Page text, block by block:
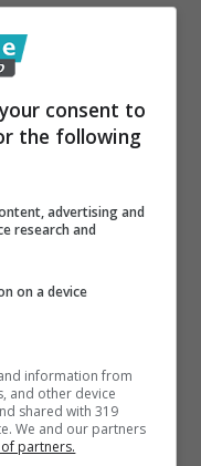
Scampia
utilizzando
ccupato
in zona
verranno
consent to
the following
advertising and
research and
on a device
information from
and other device
shared with 319
We and our partners
of partners.